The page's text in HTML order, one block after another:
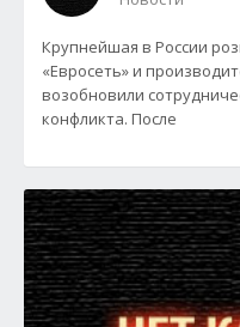
Крупнейшая в России
«Евросеть» и
возобновили
конфликта. После